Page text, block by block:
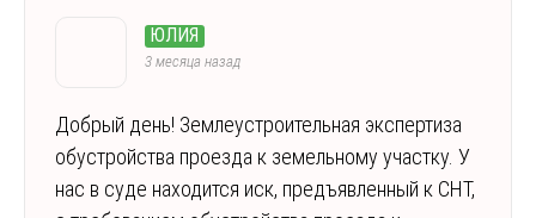
ЮЛИЯ
3 месяца назад
Добрый день! Землеустроительная экспертиза
обустройства проезда к земельному участку. У
нас в суде находится иск, предъявленный к СНТ,